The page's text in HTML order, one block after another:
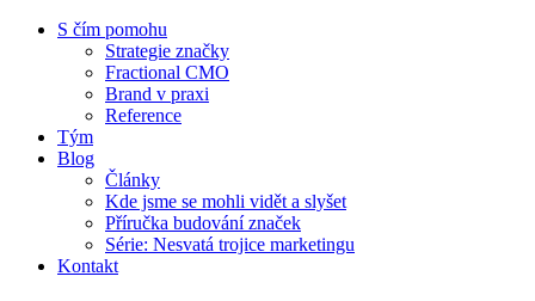
S čím pomohu
Strategie značky
Fractional CMO
Brand v praxi
Reference
Tým
Blog
Články
Kde jsme se mohli vidět a slyšet
Příručka budování značek
Série: Nesvatá trojice marketingu
Kontakt